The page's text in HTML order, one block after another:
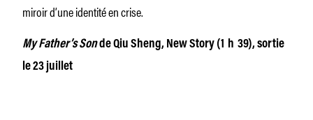
miroir d’une identité en crise.
My Father’s Sonde Qiu Sheng, New Story (1 h 39), sortie
le 23 juillet